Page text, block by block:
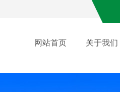
网站首页 关于我们